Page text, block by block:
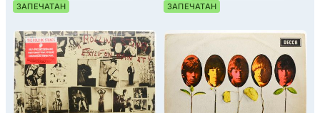
ЗАПЕЧАТАН
ЗАПЕЧАТАН